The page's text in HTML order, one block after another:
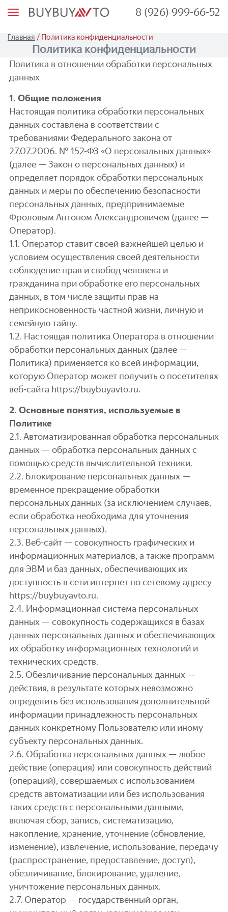
М
ю
8 (926) 999-66-52
Главная / Политика конфиденциальности
Политика конфиденциальности
Политика в отношении обработки персональных
данных
1. Общие положения
Настоящая политика обработки персональных
данных составлена в соответствии с
требованиями Федерального закона от
27.07.2006. № 152-ФЗ «О персональных данных»
(далее — Закон о персональных данных) и
определяет порядок обработки персональных
данных и меры по обеспечению безопасности
персональных данных, предпринимаемые
Фроловым Антоном Александровичем (далее —
Оператор).
1.1. Оператор ставит своей важнейшей целью и
условием осуществления своей деятельности
соблюдение прав и свобод человека и
гражданина при обработке его персональных
данных, в том числе защиты прав на
неприкосновенность частной жизни, личную и
семейную тайну.
1.2. Настоящая политика Оператора в отношении
обработки персональных данных (далее —
Политика) применяется ко всей информации,
которую Оператор может получить о посетителях
веб-сайта https://buybuyavto.ru.
2. Основные понятия, используемые в
Политике
2.1. Автоматизированная обработка персональных
данных — обработка персональных данных с
помощью средств вычислительной техники.
2.2. Блокирование персональных данных —
временное прекращение обработки
персональных данных (за исключением случаев,
если обработка необходима для уточнения
персональных данных).
2.3. Веб-сайт — совокупность графических и
информационных материалов, а также программ
для ЭВМ и баз данных, обеспечивающих их
доступность в сети интернет по сетевому адресу
https://buybuyavto.ru.
2.4. Информационная система персональных
данных — совокупность содержащихся в базах
данных персональных данных и обеспечивающих
их обработку информационных технологий и
технических средств.
2.5. Обезличивание персональных данных —
действия, в результате которых невозможно
определить без использования дополнительной
информации принадлежность персональных
данных конкретному Пользователю или иному
субъекту персональных данных.
2.6. Обработка персональных данных — любое
действие (операция) или совокупность действий
(операций), совершаемых с использованием
средств автоматизации или без использования
таких средств с персональными данными,
включая сбор, запись, систематизацию,
накопление, хранение, уточнение (обновление,
изменение), извлечение, использование, передачу
(распространение, предоставление, доступ),
обезличивание, блокирование, удаление,
уничтожение персональных данных.
2.7. Оператор — государственный орган,